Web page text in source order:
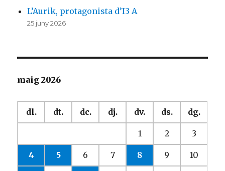
L’Aurik, protagonista d’I3 A
25 juny 2026
maig 2026
dl. dt. dc. dj. dv. ds. dg.
1 2 3
4 5 6 7 8 9 10